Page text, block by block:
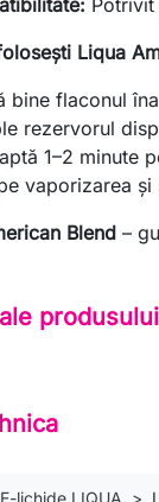
Liqua
bine flaconul
rezervorul
1–2 minute
vaporizarea
Blend –
produsului